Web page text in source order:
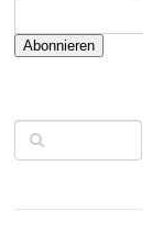
Abonnieren